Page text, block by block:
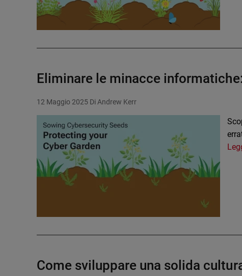
Eliminare le minacce
12 Maggio 2025 Di Andrew Kerr
Come sviluppare una solida